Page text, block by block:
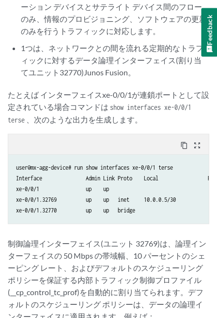
Queue: 3, Forwarding classes: network-control
  Queued:
Packets              :                     0
Bytes                :                     0
  Transmitted:
Packets              :                 14505
Bytes                :              11746583
RL-dropped packets   :                     0
RL-dropped bytes     :                     0
RED-dropped packets  :                     0
RED-dropped bytes    :                     0
ーション デバイスとサテライト デバイス間のフロー
のみ、情報のプロビジョニング、ソフトウェアの更新
のみを行うトラフィックに対応します。
1つは、ネットワークとの間を流れる定期的なトラフ
ィックに対するデータ論理インターフェイス(割り当
てユニット32770)Junos Fusion。
たとえば インターフェイスxe-0/0/1が連鎖ポートとして設
定されている場合コマンドは show interfaces xe-0/0/1
terse 、次のような出力を生成します。
content_copy zoom_out_map
user@mx-agg-device# run show interfaces xe-0/0/1 terse
Interface               Admin Link Proto    Local
xe-0/0/1                up    up
xe-0/0/1.32769          up    up   inet     10.0.0.5/30
xe-0/0/1.32770          up    up   bridge
制御論理インターフェイス(ユニット 32769)は、論理イン
ターフェイスの 50 Mbps の帯域幅、10 パーセントのシェ
ーピング レート、およびデフォルトのスケジューリング
ポリシーを保証する内部トラフィック制御プロファイル
(__cp_control_tc_prof)を自動的に割り当てられます。デフ
ォルトのスケジューリング ポリシーは、データの論理イ
Feedback